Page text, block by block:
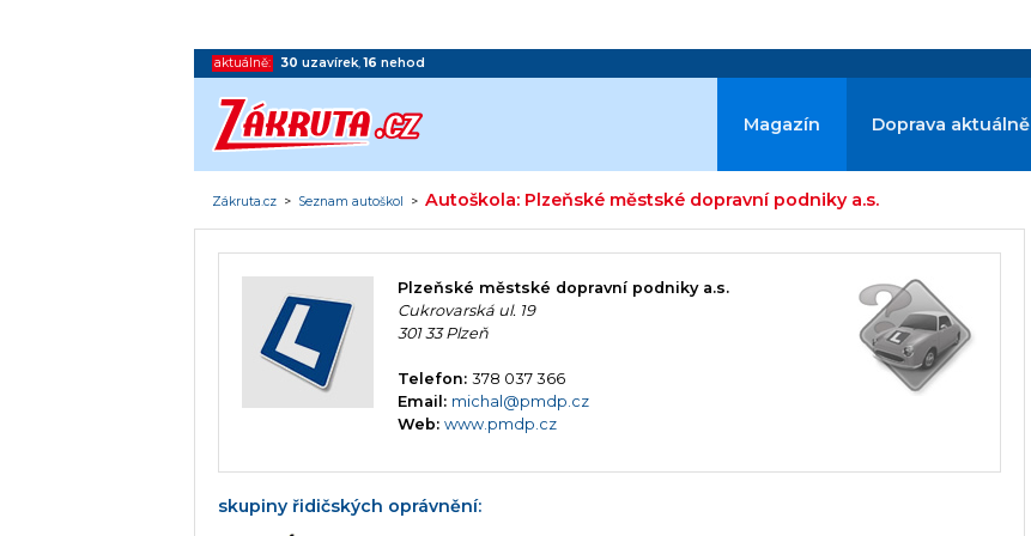
aktuálně: 30 uzavírek,16 nehod
Magazín Doprava aktuálně
Zákruta.cz > Seznam autoškol >Autoškola: Plzeňské městské dopravní podniky a.s.
Plzeňské městské dopravní podniky a.s.
Cukrovarská ul. 19
301 33 Plzeň
Telefon:378 037 366
Email: michal@pmdp.cz
Web:www.pmdp.cz
skupiny řidičských oprávnění: